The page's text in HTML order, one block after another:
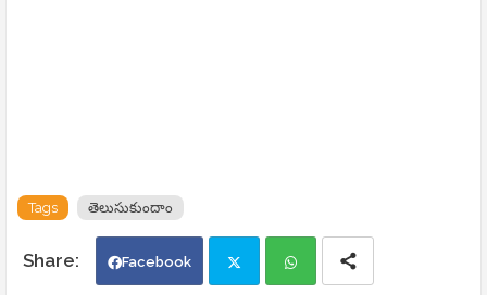
Tags తెలుసుకుందాం
Facebook